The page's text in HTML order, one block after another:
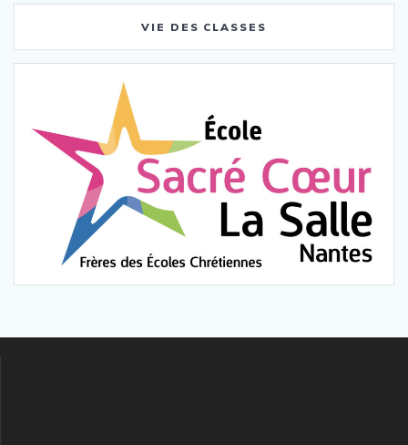
VIE DES CLASSES